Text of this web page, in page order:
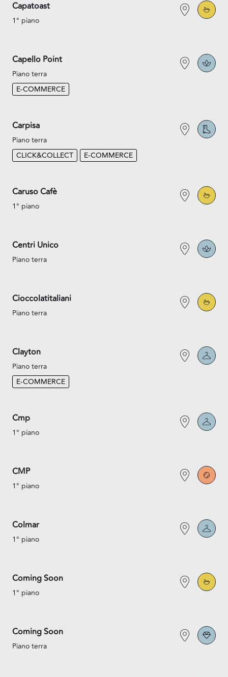
Capatoast
1° piano
Capello Point
Piano terra
E-COMMERCE
Carpisa
Piano terra
CLICK&COLLECT
E-COMMERCE
Caruso Cafè
1° piano
Centri Unico
Piano terra
Cioccolatitaliani
Piano terra
Clayton
Piano terra
E-COMMERCE
Cmp
1° piano
CMP
1° piano
Colmar
1° piano
Coming Soon
1° piano
Coming Soon
Piano terra